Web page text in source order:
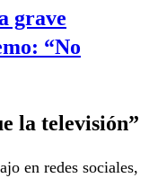
grave
“No
la televisión”
en redes sociales,